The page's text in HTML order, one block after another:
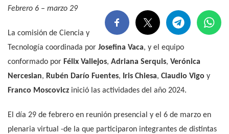
Febrero 6 – marzo 29
La comisión de Ciencia y
Tecnología coordinada por Josefina Vaca, y el equipo
conformado por Félix Vallejos, Adriana Serquis, Verónica
Nercesian, Rubén Darío Fuentes, Iris Chiesa, Claudio Vigo y
Franco Moscovicz inició las actividades del año 2024.
El día 29 de febrero en reunión presencial y el 6 de marzo en
plenaria virtual -de la que participaron integrantes de distintas